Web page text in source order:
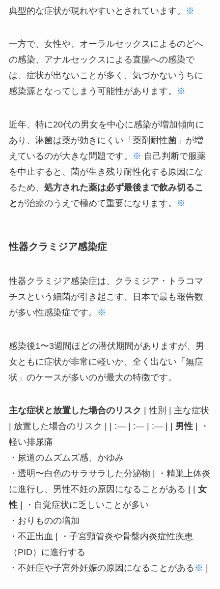
典型的な症状が現れやすいとされています。 ※
一方で、女性や、オーラルセックスによるのどへ
の感染、アナルセックスによる直腸への感染で
は、症状が出ないことが多く、気づかないうちに
感染源となってしまう可能性があります。
※
近年、特に20代の男女を中心に感染が増加傾向に
あり、淋菌は薬が効きにくい「薬剤耐性菌」が増
えているのが大きな問題です。
※ 自己判断で服薬
を中止すると、菌が生き残り耐性化する原因にな
るため、 処方された薬は必ず最後まで飲み切るこ
と が治療のうえで極めて重要になります。 ※
性器クラミジア感染症
性器クラミジア感染症は、クラミジア・トラコマ
チスという細菌が引き起こす、日本で最も報告数
が多い性感染症です。
※
感染後1〜3週間ほどの潜伏期間がありますが、男
女ともに症状が非常に軽いか、全く出ない「無症
状」のケースが多いのが最大の特徴です。
主な症状と放置した場合のリスク | 性別 | 主な症状
| 放置した場合のリスク | | :— | :— | :— | | 男性| ・
軽い排尿痛
・尿道のムズムズ感、かゆみ
・透明〜白色のサラサラした分泌物 | ・精巣上体炎
に進行し、男性不妊の原因になることがある | | 女
性| ・自覚症状に乏しいことが多い
・おりものの増加
・不正出血 | ・子宮頸管炎や骨盤内炎症性疾患
（PID）に進行する
・不妊症や子宮外妊娠の原因になることがある ※